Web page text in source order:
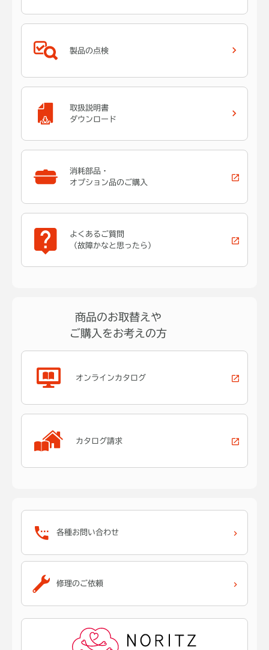
製品の点検
取扱説明書
ダウンロード
消耗部品・
オプション品のご購入
よくあるご質問
（故障かなと思ったら）
商品のお取替えや
ご購入をお考えの方
オンラインカタログ
カタログ請求
各種お問い合わせ
修理のご依頼